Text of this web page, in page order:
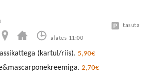
alates 11:00
tasuta
(kartul/riis). 5,90€
2,70€